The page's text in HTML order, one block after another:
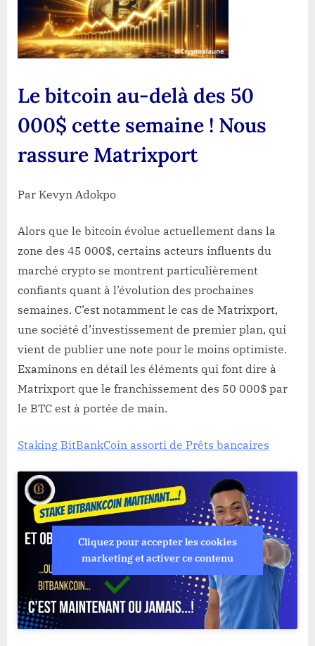
des
50
000$
cette
!
Nous
rassure
Le bitcoin au-delà des 50
000$ cette semaine ! Nous
rassure Matrixport
Par Kevyn Adokpo
Alors que le bitcoin évolue actuellement dans la
zone des 45 000$, certains acteurs influents du
marché crypto se montrent particulièrement
confiants quant à l’évolution des prochaines
semaines. C’est notamment le cas de Matrixport,
une société d’investissement de premier plan, qui
vient de publier une note pour le moins optimiste.
Examinons en détail les éléments qui font dire à
Matrixport que le franchissement des 50 000$ par
le BTC est à portée de main.
Staking BitBankCoin assorti de Prêts bancaires
Cliquez pour accepter les cookies
marketing et activer ce contenu